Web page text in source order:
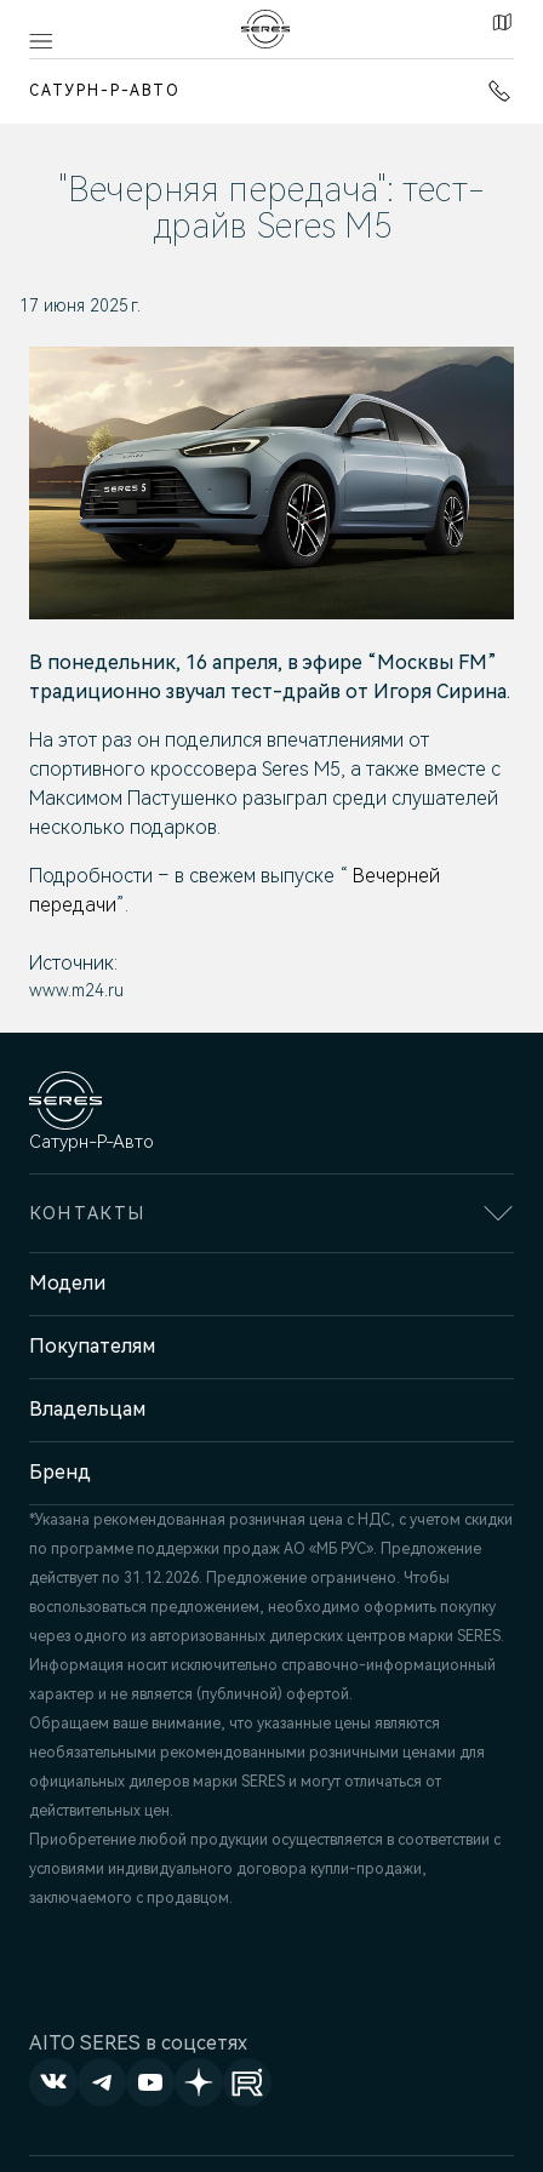
САТУРН-Р-АВТО
"Вечерняя передача": тест-
драйв Seres M5
17 июня 2025 г.
В понедельник, 16 апреля, в эфире “Москвы FM”
традиционно звучал тест-драйв от Игоря Сирина.
На этот раз он поделился впечатлениями от
спортивного кроссовера Seres M5, а также вместе с
Максимом Пастушенко разыграл среди слушателей
несколько подарков.
Подробности – в свежем выпуске “ Вечерней
передачи”.
Источник:
www.m24.ru
AITO SERES в соцсетях
Сатурн-Р-Авто
КОНТАКТЫ
Адрес
Пермь, ш. Космонавтов, 399 Б/1
Отдел продаж и сервиса
+7 (342) 250-23-25
Модели
Покупателям
Владельцам
Бренд
*Указана рекомендованная розничная цена c НДС, с учетом скидки
по программе поддержки продаж АО «МБ РУС». Предложение
действует по 31.12.2026. Предложение ограничено. Чтобы
воспользоваться предложением, необходимо оформить покупку
через одного из авторизованных дилерских центров марки SERES.
Информация носит исключительно справочно-информационный
характер и не является (публичной) офертой.
Обращаем ваше внимание, что указанные цены являются
необязательными рекомендованными розничными ценами для
официальных дилеров марки SERES и могут отличаться от
действительных цен.
Приобретение любой продукции осуществляется в соответствии с
условиями индивидуального договора купли-продажи,
заключаемого с продавцом.